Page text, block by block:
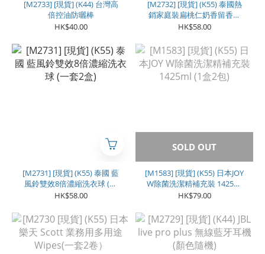
[M2733] [現貨] (K44) 台灣高
倍控油防曬棒
HK$40.00
[M2732] [現貨] (K55) 泰國熱
銷家庭裝扁桃仁奶香留香珠
1500克
HK$58.00
[M2731] [現貨] (K55) 泰國 藍
風鈴雙效8倍濃縮洗衣球 (一
套2盒)
HK$58.00
SOLD OUT
[M1583] [現貨] (K55) 日本JOY
W除菌洗潔精補充裝 1425ml
(1盒2包)
HK$79.00